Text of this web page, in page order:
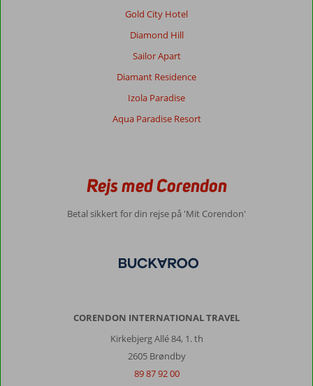
Gold City Hotel
Diamond Hill
Sailor Apart
Diamant Residence
Izola Paradise
Aqua Paradise Resort
Rejs med Corendon
Betal sikkert for din rejse på 'Mit Corendon'
CORENDON INTERNATIONAL TRAVEL
Kirkebjerg Allé 84, 1. th
2605 Brøndby
89 87 92 00